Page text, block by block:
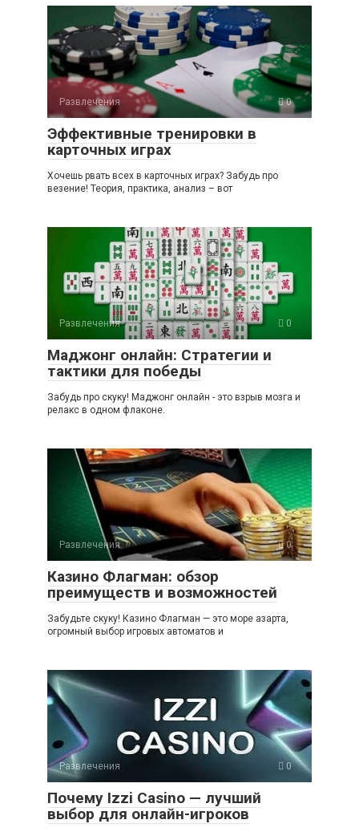
Развлечения 0
Эффективные тренировки в
карточных играх
Хочешь рвать всех в карточных играх? Забудь про
везение! Теория, практика, анализ – вот
Развлечения 0
Маджонг онлайн: Стратегии и
тактики для победы
Забудь про скуку! Маджонг онлайн - это взрыв мозга и
релакс в одном флаконе.
Развлечения 0
Казино Флагман: обзор
преимуществ и возможностей
Забудьте скуку! Казино Флагман — это море азарта,
огромный выбор игровых автоматов и
Развлечения 0
Почему Izzi Casino — лучший
выбор для онлайн-игроков